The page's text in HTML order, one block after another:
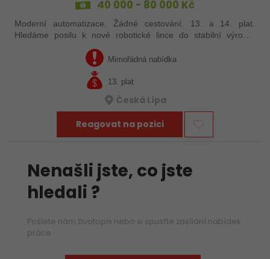
40 000 - 80 000 Kč
Moderní automatizace. Žádné cestování. 13. a 14. plat.
Hledáme posilu k nové robotické lince do stabilní výrobní
jste šikovný absolvent…
Mimořádná nabídka
13. plat
Česká Lípa
Reagovat na pozici
Nenašli jste, co jste
hledali ?
Pošlete nám životopis nebo si spusťte zasílání nabídek
práce